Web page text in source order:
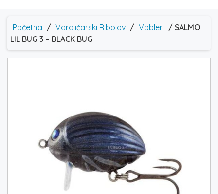
Početna / Varaličarski Ribolov / Vobleri / SALMO
LIL BUG 3 – BLACK BUG